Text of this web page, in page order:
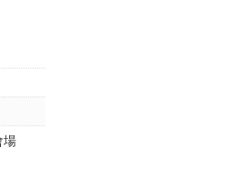
場